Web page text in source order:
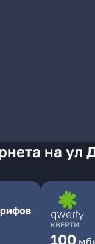
на ул
КВЕРТИ
100